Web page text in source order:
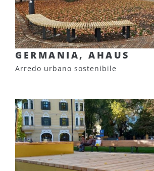
GERMANIA, AHAUS
Arredo urbano sostenibile